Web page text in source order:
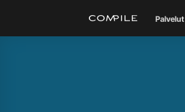
content
Palvelut